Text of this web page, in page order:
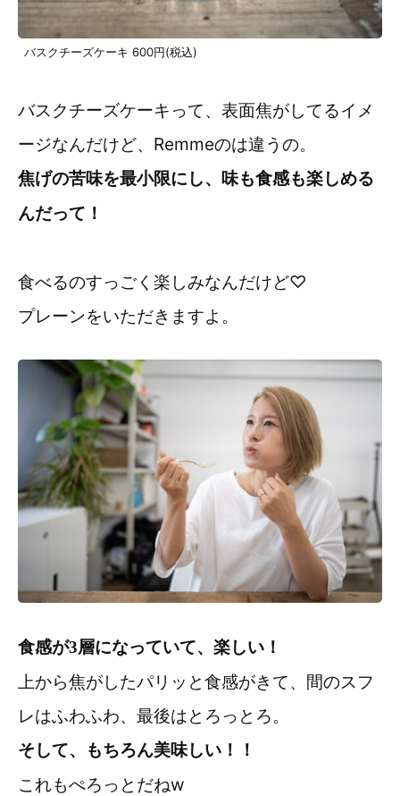
バスクチーズケーキ 600円(税込)
バスクチーズケーキって、表面焦がしてるイメ
ージなんだけど、Remmeのは違うの。
焦げの苦味を最小限にし、味も食感も楽しめる
んだって！
食べるのすっごく楽しみなんだけど♡
プレーンをいただきますよ。
食感が3層になっていて、楽しい！
上から焦がしたパリッと食感がきて、間のスフ
レはふわふわ、最後はとろっとろ。
そして、もちろん美味しい！！
これもぺろっとだねw